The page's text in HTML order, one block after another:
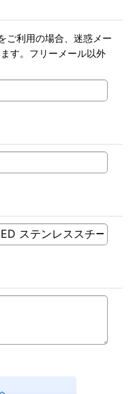
ご利用の場合、迷惑メー
す。フリーメール以外